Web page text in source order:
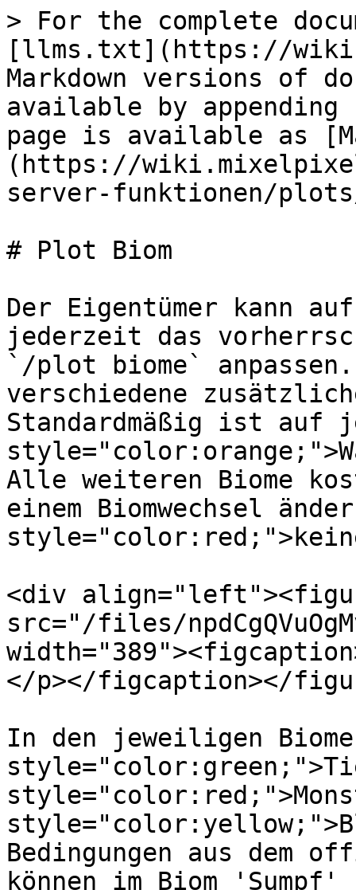
> For the complete
[llms.txt](https://
Markdown versions of
available by
page is available as
(https://
server-funktionen/
# Plot Biom
Der Eigentümer kann
jederzeit das
`/plot biome`
verschiedene
Standardmäßig ist auf
Alle weiteren Biome
einem Biomwechsel
<div
src="/files/
</p></figcaption></
In den jeweiligen
Bedingungen aus dem
können im Biom